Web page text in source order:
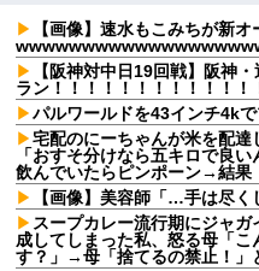
【画像】速水もこみちが新
【阪神対中日19回戦】阪神
ラン！！！！！！！！！！！！
パルワールドを43インチ4k
宅配のにーちゃんが米を配
「おすそ分けなら五キロで良
飲んでいたらピンポーン→結果
【画像】美容師「…手は尽
スープカレー流行期にジャ
成してしまった私、怒る母「
す？」→母「捨てるの禁止！」